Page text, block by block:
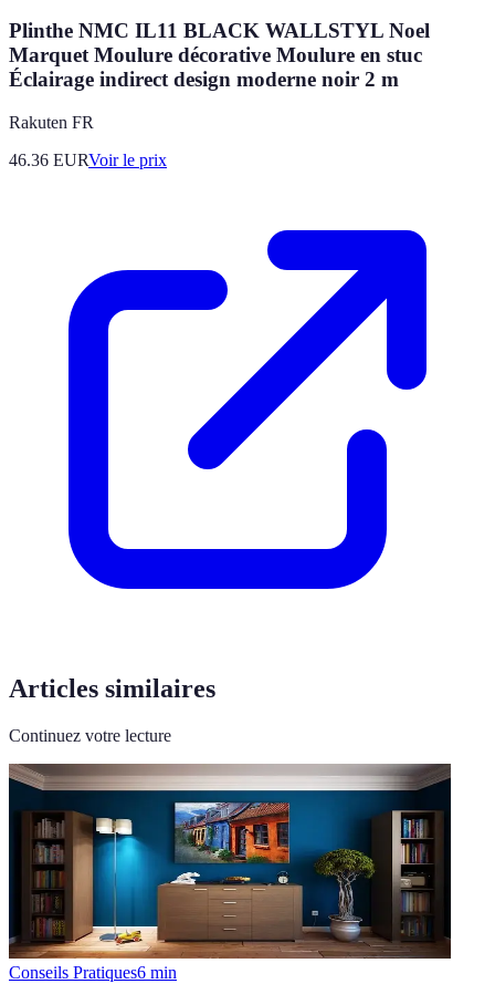
Plinthe NMC IL11 BLACK WALLSTYL Noel
Marquet Moulure décorative Moulure en stuc
Éclairage indirect design moderne noir 2 m
Rakuten FR
46.36 EURVoir le prix
Articles similaires
Continuez votre lecture
Conseils Pratiques6 min